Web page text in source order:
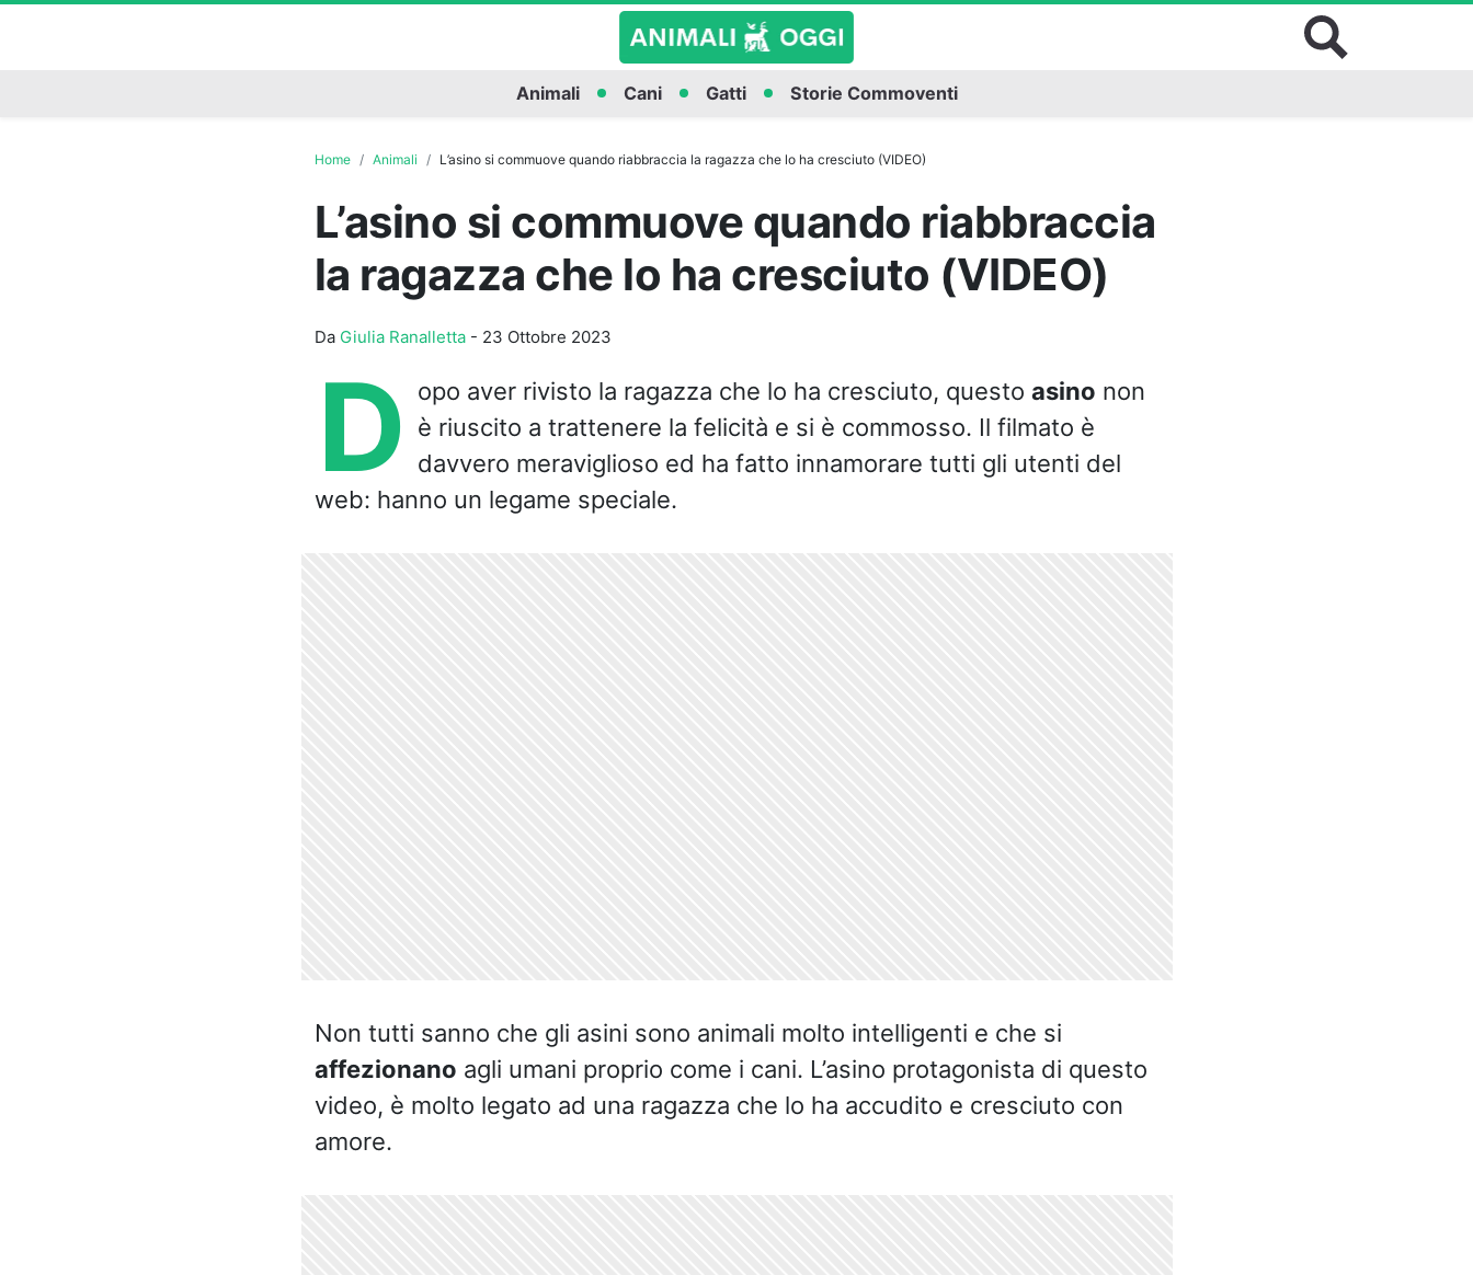
Animali Cani Gatti Storie Commoventi
Home Animali L’asino si commuove quando riabbraccia la ragazza che lo ha cresciuto (VIDEO)
L’asino si commuove quando riabbraccia
la ragazza che lo ha cresciuto (VIDEO)
Da Giulia Ranalletta- 23 Ottobre 2023
D opo aver rivisto la ragazza che lo ha cresciuto, questo asino non
è riuscito a trattenere la felicità e si è commosso. Il filmato è
davvero meraviglioso ed ha fatto innamorare tutti gli utenti del
web: hanno un legame speciale.
Non tutti sanno che gli asini sono animali molto intelligenti e che si
affezionano agli umani proprio come i cani. L’asino protagonista di questo
video, è molto legato ad una ragazza che lo ha accudito e cresciuto con
amore.